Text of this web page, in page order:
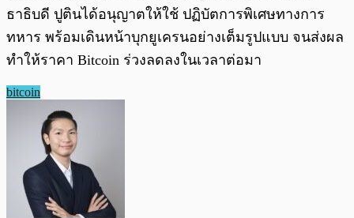
ธาธิบดี ปูตินได้อนุญาตให้ใช้ ปฏิบัตการพิเศษทางการ
ทหาร พร้อมเดินหน้าบุกยูเครนอย่างเต็มรูปแบบ จนส่งผล
ทำให้ราคา Bitcoin ร่วงลดลงในเวลาต่อมา
bitcoin